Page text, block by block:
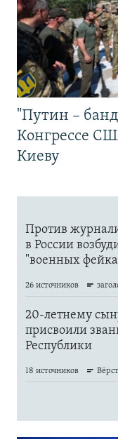
"Путин –
Конгрессе
Киеву